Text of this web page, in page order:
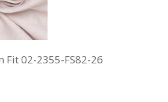
Fit 02-2355-FS82-26